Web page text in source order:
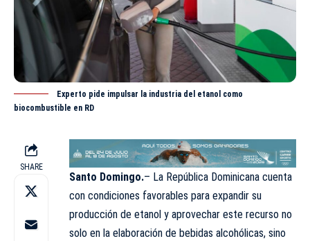
Experto pide impulsar la industria del etanol como
biocombustible en RD
SHARE
Santo Domingo.– La República Dominicana cuenta
con condiciones favorables para expandir su
producción de etanol y aprovechar este recurso no
solo en la elaboración de bebidas alcohólicas, sino